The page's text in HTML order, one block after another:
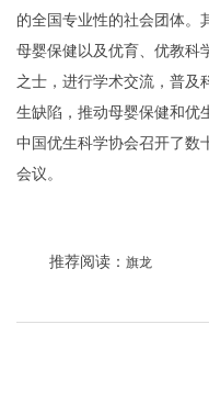
的全国专业性的社会团体。
母婴保健以及优育、优教科
之士，进行学术交流，普及
生缺陷，推动母婴保健和优
中国优生科学协会召开了数
会议。
推荐阅读： 旗龙